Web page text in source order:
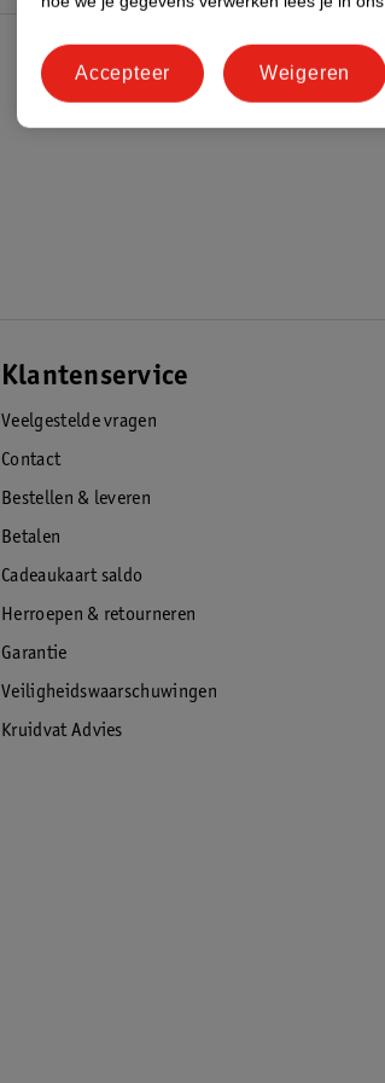
Klantenservice
Veelgestelde vragen
Contact
Bestellen & leveren
Betalen
Cadeaukaart saldo
Herroepen & retourneren
Garantie
Veiligheidswaarschuwingen
Kruidvat Advies
Weigeren
Accepteer